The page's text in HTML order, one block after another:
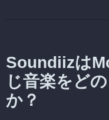
Soundiizは
じ音楽をど
か？